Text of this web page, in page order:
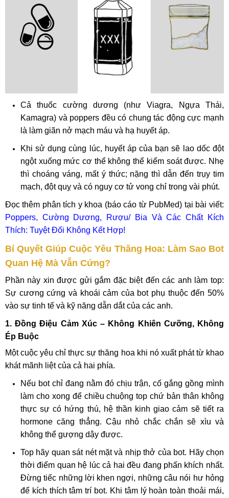
Cả thuốc cường dương (như Viagra, Ngựa Thái,
Kamagra) và poppers đều có chung tác động cực mạnh
là làm giãn nở mạch máu và hạ huyết áp.
Khi sử dụng cùng lúc, huyết áp của bạn sẽ lao dốc đột
ngột xuống mức cơ thể không thể kiểm soát được. Nhẹ
thì choáng váng, mất ý thức; nặng thì dẫn đến trụy tim
mạch, đột quỵ và có nguy cơ tử vong chỉ trong vài phút.
Đọc thêm phân tích y khoa (báo cáo từ PubMed) tại bài viết:
Poppers, Cường Dương, Rượu/ Bia Và Các Chất Kích
Thích: Tuyệt Đối Không Kết Hợp!
Bí Quyết Giúp Cuộc Yêu Thăng Hoa: Làm Sao Bot
Quan Hệ Mà Vẫn Cứng?
Phần này xin được gửi gắm đặc biệt đến các anh làm top:
Sự cương cứng và khoái cảm của bot phụ thuộc đến 50%
vào sự tinh tế và kỹ năng dẫn dắt của các anh.
1. Đồng Điệu Cảm Xúc – Không Khiên Cưỡng, Không
Ép Buộc
Một cuộc yêu chỉ thực sự thăng hoa khi nó xuất phát từ khao
khát mãnh liệt của cả hai phía.
Nếu bot chỉ đang nằm đó chịu trận, cố gắng gồng mình
làm cho xong để chiều chuộng top chứ bản thân không
thực sự có hứng thú, hệ thần kinh giao cảm sẽ tiết ra
hormone căng thẳng. Cậu nhỏ chắc chắn sẽ xìu và
không thể gượng dậy được.
Top hãy quan sát nét mặt và nhịp thở của bot. Hãy chọn
thời điểm quan hệ lúc cả hai đều đang phấn khích nhất.
Đừng tiếc những lời khen ngợi, những câu nói hư hỏng
để kích thích tâm trí bot. Khi tâm lý hoàn toàn thoải mái,